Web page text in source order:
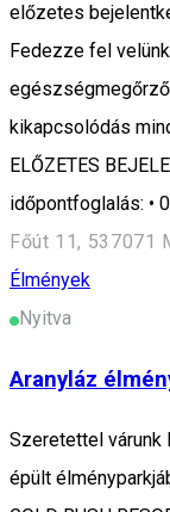
előzetes
Fedezze fel
kikapcsolódás
ELŐZETES
időpontfoglalás: •
Főút 11, 537071
Élmények
Nyitva
Aranyláz
Szeretettel várunk
épült